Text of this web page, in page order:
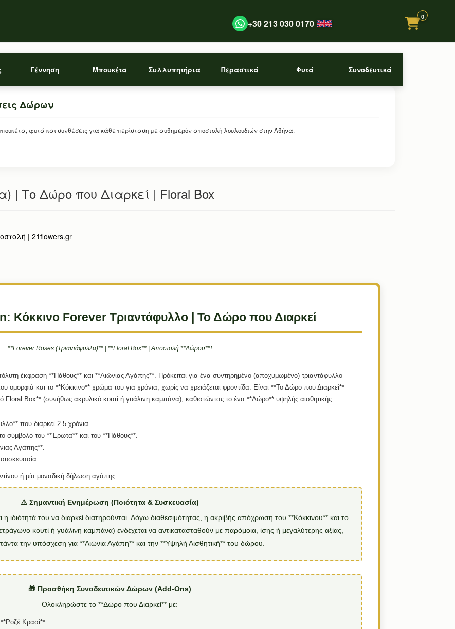
+30 213 030 0170
0
Γέννηση Μπουκέτα Συλλυπητήρια Περαστικά Φυτά Συνοδευτικά
Δώρων
μπουκέτα, φυτά και συνθέσεις για κάθε περίσταση με αυθημερόν αποστολή λουλουδιών στην Αθήνα.
| Το Δώρο που Διαρκεί | Floral Box
| 21flowers.gr
Κόκκινο Forever Τριαντάφυλλο | Το Δώρο που Διαρκεί
**Forever Roses (Τριαντάφυλλα)** | **Floral Box** | Αποστολή **Δώρου**!
έκφραση **Πάθους** και **Αιώνιας Αγάπης**. Πρόκειται για ένα συντηρημένο (αποχυμωμένο) τριαντάφυλλο
ομορφιά και το **Κόκκινο** χρώμα του για χρόνια, χωρίς να χρειάζεται φροντίδα. Είναι **Το Δώρο που Διαρκεί**
Box** (συνήθως ακρυλικό κουτί ή γυάλινη καμπάνα), καθιστώντας το ένα **Δώρο** υψηλής αισθητικής:
που διαρκεί 2-5 χρόνια.
σύμβολο του **Έρωτα** και του **Πάθους**.
Αγάπης**.
ή μία μοναδική δήλωση αγάπης.
⚠️ Σημαντική Ενημέρωση (Ποιότητα & Συσκευασία)
ιδιότητά του να διαρκεί διατηρούνται. Λόγω διαθεσιμότητας, η ακριβής απόχρωση του **Κόκκινου** και το
κουτί ή γυάλινη καμπάνα) ενδέχεται να αντικατασταθούν με παρόμοια, ίσης ή μεγαλύτερης αξίας,
την υπόσχεση για **Αιώνια Αγάπη** και την **Υψηλή Αισθητική** του δώρου.
🎁 Προσθήκη Συνοδευτικών Δώρων (Add-Ons)
Ολοκληρώστε το **Δώρο που Διαρκεί** με:
Κρασί**.